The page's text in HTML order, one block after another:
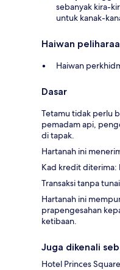
sebanyak kira-
untuk kanak-
Haiwan
Haiwan
Dasar
Tetamu tidak perlu
pemadam api,
di tapak.
Hartanah ini
Kad kredit
Transaksi tanpa
Hartanah ini
prapengesahan
ketibaan.
Juga dikenali
Hotel Princes Square